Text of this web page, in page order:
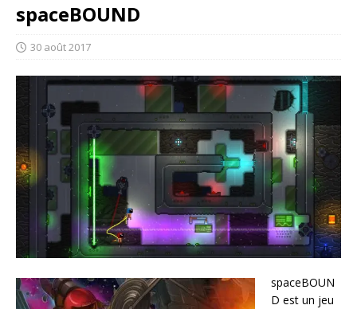
spaceBOUND
30 août 2017
spaceBOUN
D est un jeu